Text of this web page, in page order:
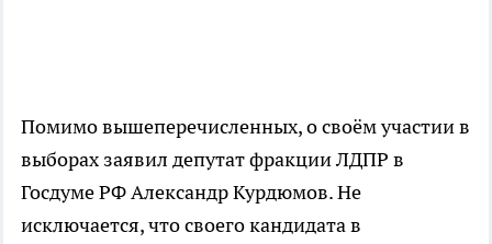
Помимо вышеперечисленных, о своём участии в
выборах заявил депутат фракции ЛДПР в
Госдуме РФ Александр Курдюмов. Не
исключается, что своего кандидата в